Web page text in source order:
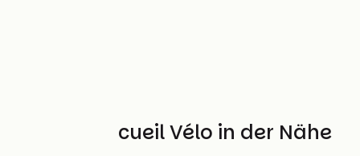
Weitere Accueil Vélo in der Nähe